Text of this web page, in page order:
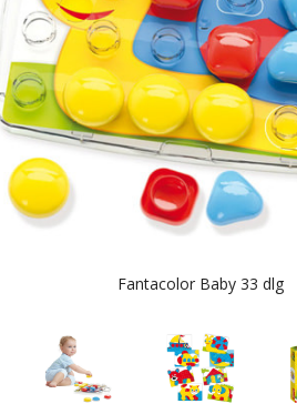
Fantacolor Baby 33 dlg